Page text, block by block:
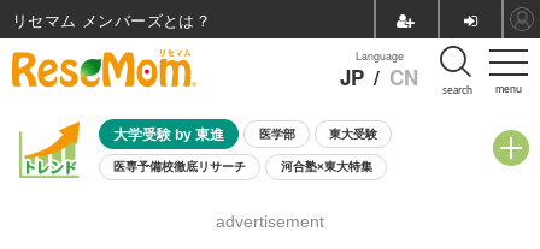
menu
Language
JP / CN search
大学受験 by 東進 医学部 東大受験
医専予備校徹底リサーチ 河合塾×東大特集
8月開催学校説明会・相談会
advertisement
リセマム メンバーズ